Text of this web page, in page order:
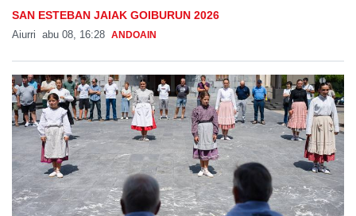
SAN ESTEBAN JAIAK GOIBURUN 2026
Aiurri abu 08, 16:28 ANDOAIN